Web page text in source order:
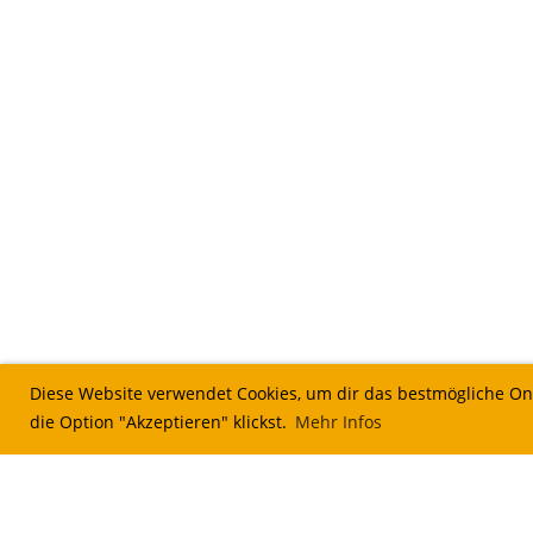
Diese Website verwendet Cookies, um dir das bestmögliche
die Option "Akzeptieren" klickst. Mehr Infos